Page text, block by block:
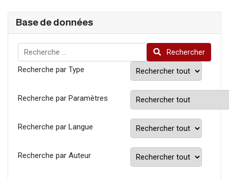
Base de données
Rechercher
Rechercher
Recherche par Type
Recherche par Paramètres
Recherche par Langue
Recherche par Auteur